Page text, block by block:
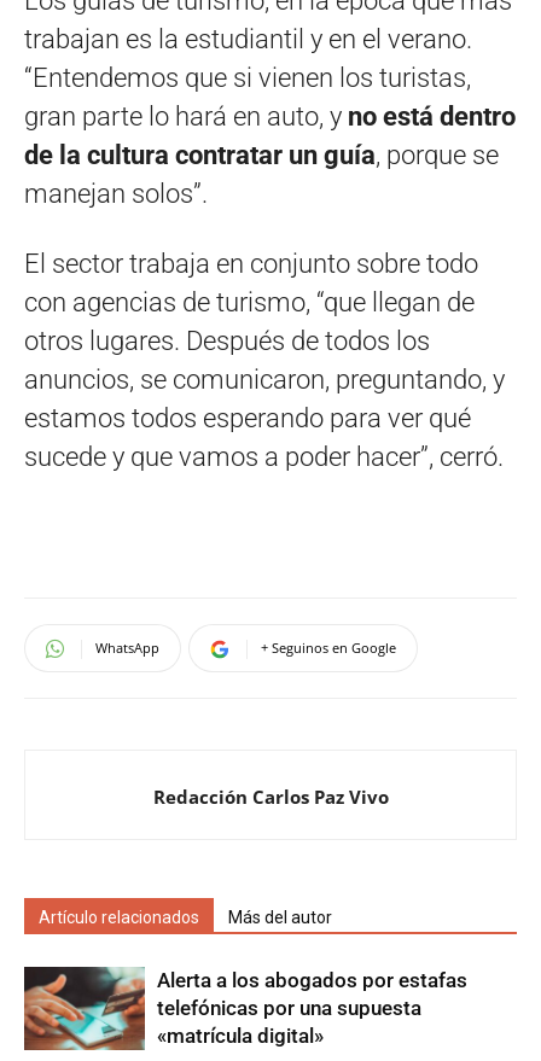
trabajan es la estudiantil y en el verano.
“Entendemos que si vienen los turistas,
gran parte lo hará en auto, y no está dentro
de la cultura contratar un guía, porque se
manejan solos”.
El sector trabaja en conjunto sobre todo
con agencias de turismo, “que llegan de
otros lugares. Después de todos los
anuncios, se comunicaron, preguntando, y
estamos todos esperando para ver qué
sucede y que vamos a poder hacer”, cerró.
WhatsApp + Seguinos en Google
Redacción Carlos Paz Vivo
Artículo relacionados Más del autor
Alerta a los abogados por estafas
telefónicas por una supuesta
«matrícula digital»